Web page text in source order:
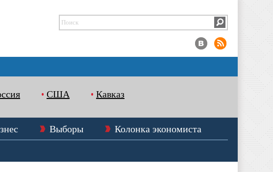
США Кавказ
Выборы
Колонка экономиста